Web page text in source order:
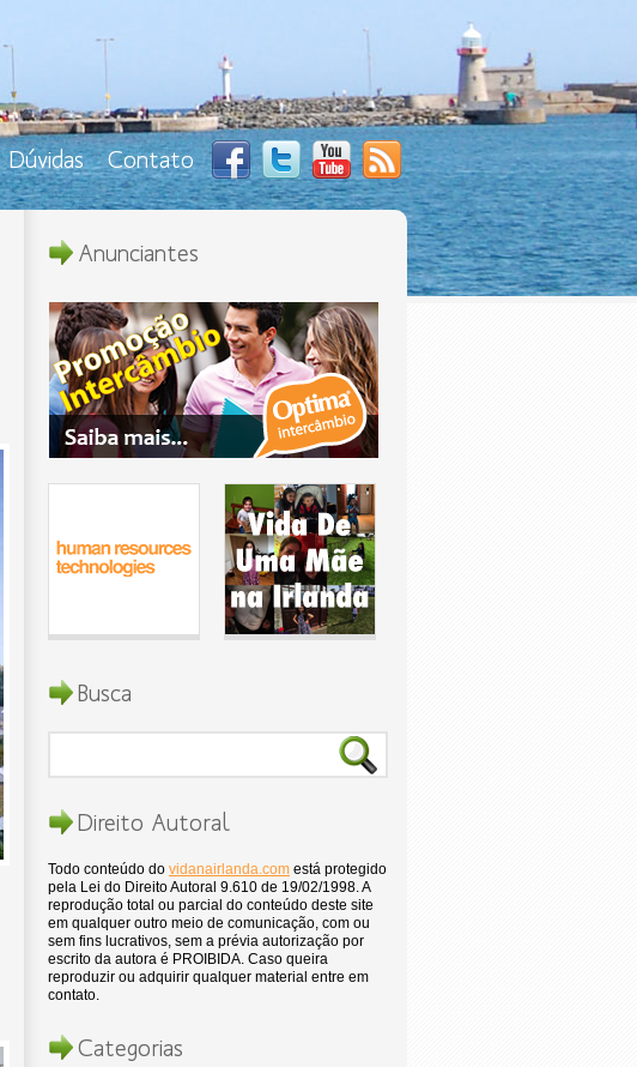
Dúvidas Contato
Anunciantes
Busca
Direito Autoral
Todo conteúdo do vidanairlanda.com está protegido
pela Lei do Direito Autoral 9.610 de 19/02/1998. A
reprodução total ou parcial do conteúdo deste site
em qualquer outro meio de comunicação, com ou
sem fins lucrativos, sem a prévia autorização por
escrito da autora é PROIBIDA. Caso queira
reproduzir ou adquirir qualquer material entre em
contato.
Categorias